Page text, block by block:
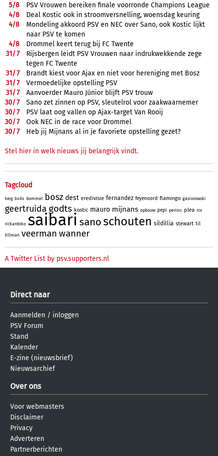
5/8
PSV Vrouwen bereiken finale voorronde Champions League
4/8
Deal Kostic ook in stroomversnelling, woensdag keuring
4/8
Mondeling akkoord PSV en NEC over Sano, ook Kostic lijkt
naar PSV te komen
4/8
Drommel keert terug bij FC Twente
31/7
Rijsbergen leidt PSV Vrouwen naar indrukwekkende zege
tegen FC Twente
31/7
Brandt kiest voor Ajax en niet voor hereniging met Bosz
31/7
Vermoedelijke opstelling PSV
31/7
Aanvoerder Mauro Júnior blijft PSV trouw
30/7
Sano zet zinnen op PSV, sleutelrol voor zaakwaarnemer
30/7
PSV laat oog vallen op Ajax-target Van Rooij
30/7
Ook NEC in de race voor Drommel
30/7 Heb jij Mijnans al in je favoriete opstelling gezet?
Stel hier in welk nieuws jij belangrijk vindt.
Tagcloud
berg bodo bommel bosz dest eredivisie fernandez feyenoord flamingo gasiorowski
geertruida godts kostic mauro mijnans opbouw pepi perisic plea rcv
rickardoko saibari sanoschouten sildillia stewart til
tillman veerman wanner
A Twitter List by psv.supporters.nl
Direct naar
Aanmelden / inloggen
PSV Forum
Stand
Kalender
E-zine (nieuwsbrief)
Nieuwsarchief
Over ons
Voor webmasters
Disclaimer
Privacy
Adverteren
Partnerberichten